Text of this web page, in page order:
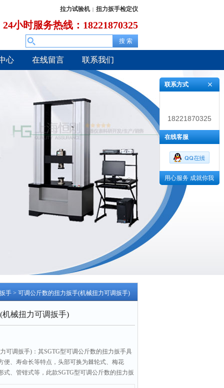
拉力试验机 | 扭力扳手检定仪
24小时服务热线：18221870325
心 在线留言 联系我们
手 > 可调公斤数的扭力扳手(机械扭力可调扳手)
械扭力可调扳手)
可调扳手)：其SGTG型可调公斤数的扭力扳手具
便、寿命长等特点，头部可换为棘轮式、梅花
式、管钳式等，此款SGTG型可调公斤数的扭力扳
控制，是保证和提高产品质量的工具。
联系方式
18221870325
在线客服
用心服务 成就你我